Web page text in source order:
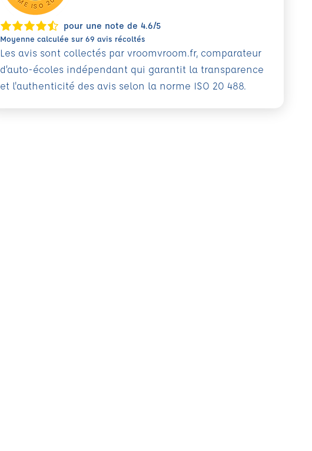
pour une note de 4.6/5
Moyenne calculée sur 69 avis récoltés
Les avis sont collectés par vroomvroom.fr, comparateur
d’auto-écoles indépendant qui garantit la transparence
et l'authenticité des avis selon la norme ISO 20 488.